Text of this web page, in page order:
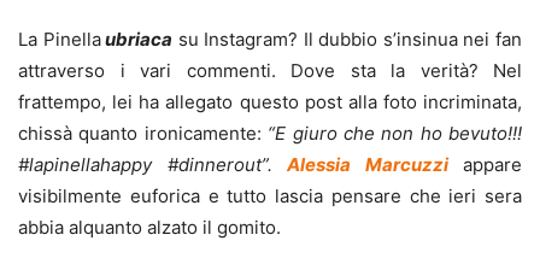
La Pinellaubriaca su Instagram? Il dubbio s’insinua nei fan
attraverso i vari commenti. Dove sta la verità? Nel
frattempo, lei ha allegato questo post alla foto incriminata,
chissà quanto ironicamente: “E giuro che non ho bevuto!!!
#lapinellahappy #dinnerout”.Alessia Marcuzzi
appare
visibilmente euforica e tutto lascia pensare che ieri sera
abbia alquanto alzato il gomito.